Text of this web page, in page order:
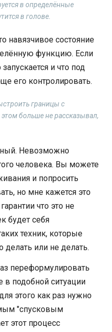
в определённые
в голове.
навязчивое состояние
функцию. Если
и что под
его контролировать.
границы с
больше не рассказывал,
Невозможно
человека. Вы можете
и попросить
но мне кажется это
что это не
будет себя
техник, которые
делать или не делать.
переформулировать
в подобной ситуации
этого как раз нужно
"спусковым
этот процесс